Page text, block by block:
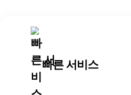
빠른 서비스